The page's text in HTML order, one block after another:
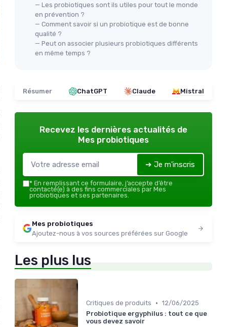
— Les probiotiques sont ils utiles pour tout le monde
en prévention ?
— Comment savoir si un probiotique est de bonne
qualité ?
— Peut on associer plusieurs probiotiques différents
en même temps ?
Résumer ChatGPT Claude Mistral
Recevez les dernières actualités de
Mes probiotiques
➔ Je m'inscris
* En remplissant ce formulaire, j’accepte d’être
contacté(e) à des fins commerciales par Mes
probiotiques et ses partenaires.
Mes probiotiques
Ajoutez-nous à vos sources préférées sur Google
Les plus lus
Critiques de produits • 12/06/2025
Probiotique ergyphilus : tout ce que
vous devez savoir